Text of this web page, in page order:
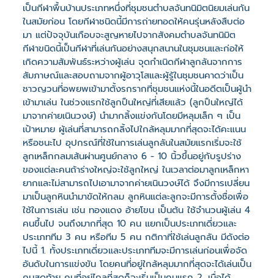
เป็นกีฬาพื้นบ้านประเภทหนึ่งที่ชุมชนตำบลจันทนิมิตนิยมเล่นกัน
ในสมัยก่อน โดยกีฬาชนิดนี้มีการถ่ายทอดให้คนรุ่นหลังสืบต่อ
มา แต่ปัจจุบันเกือบจะสูญหายไปจากสังคมตำบลจันทนิมิต
กีฬาขนิดนี้เป็นกีฬาที่เล่นกันอย่างสนุกสนานในชุมชนและก่อให้
เกิดความสัมพันธ์ระหว่างผู้เล่น จุดกำเนิดกีฬาลูกลันจากการ
สัมภาษณ์และสอบถามจากผู้อาวุโสและผู้รู้ในชุมชนคาดว่าเป็น
ชาวญวนที่อพยพเข้ามาตั้งรกรากที่ชุมชนแห่งนี้ในอดีตเป็นผู้นำ
เข้ามาเล่น ในช่วงแรกใช้ลูกปืนใหญ่ที่เสียแล้ว (ลูกปืนใหญ่ได้
มาจากค่ายเนินวงษ์) นำมากลิ้งแข่งกันโดยมีหลุมเล็ก ๆ เป็น
เป้าหมาย ผู้เล่นที่สามารถกลิ้งไปใกล้หลุมมากที่สุดจะได้คะแนน
หรือชนะไป อุปกรณ์ที่ใช้ในการเล่นลูกลันในสมัยแรกเริ่มจะใช้
ลูกเหล็กกลมเส้นผ่านศูนย์กลาง 6 - 10 นิ้วขึ้นอยู่กับรูปร่าง
ของแต่ละคนถ้าร่างใหญ่จะใช้ลูกใหญ่ ในเวลาต่อมาลูกเหล็กหา
ยากและไม่สามารถไปเอามาจากค่ายเนินวงษ์ได้ จึงมีการเปลี่ยน
มาเป็นลูกหินนำมาขัดให้กลม ลูกหินแต่ละลูกจะมีการตั้งชื่อเพื่อ
ใช้ในการเล่น เช่น ทองแดง อ้ายโขน เป็นต้น ใช้จำนวนผู้เล่น 4
คนขึ้นไป จนถึงมากที่สุด 10 คน แยกเป็นประเภทเดี่ยวและ
ประเภททีม 3 คน หรือทีม 5 คน กติกาที่ใช้เล่นลูกลัน มีดังต่อ
ไปนี้ 1. ทั้งประเภทเดี่ยวและประเภททีมจะมีการเล่นก่อนเพื่อจัด
อันดับในการแข่งขัน โดยคนที่อยู่ใกล้หลุมมากที่สุดจะได้เล่นเป็น